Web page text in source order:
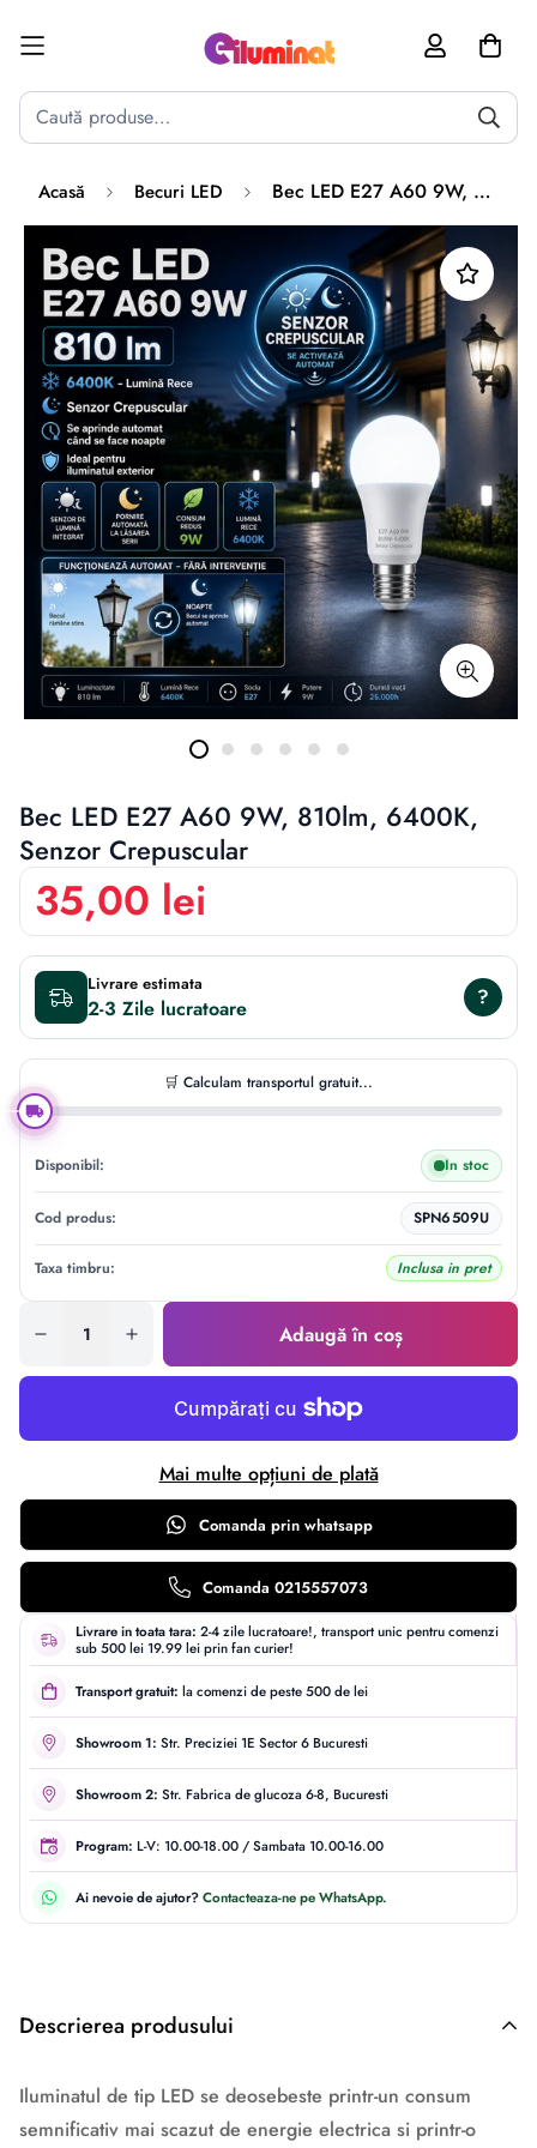
Acasă Becuri LED Bec LED E27 A60 9W, 810lm, 6400K, Senzor Crepuscular
Bec LED E27 A60 9W, 810lm, 6400K,
Senzor Crepuscular
35,00 lei
Livrare estimata
2-3 Zile ?
🛒 Calculam transportul gratuit...
Disponibil: In stoc
Cod produs: SPN6509U
Taxa timbru: Inclusa in pret
Adaugă în coș
Mai multe opțiuni de plată
Comanda prin whatsapp
Comanda 0215557073
Livrare in toata tara: 2-4 zile lucratoare!, transport unic pentru comenzi
sub 500 lei 19.99 lei prin fan curier!
Transport gratuit: la comenzi de peste 500 de lei
Showroom 1: Str. Preciziei 1E Sector 6 Bucuresti
Showroom 2: Str. Fabrica de glucoza 6-8, Bucuresti
Program: L-V: 10.00-18.00 / Sambata 10.00-16.00
Ai nevoie de ajutor?Contacteaza-ne pe WhatsApp.
Descrierea produsului
Iluminatul de tip LED se deosebeste printr-un consum
semnificativ mai scazut de energie electrica si printr-o